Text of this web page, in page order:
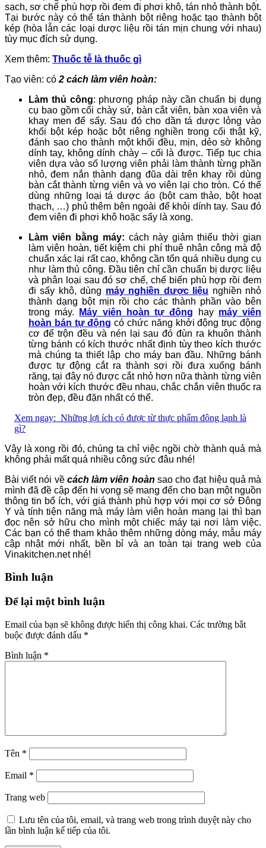
sạch, sơ chế phù hợp rồi đem đi phơi khô, tán nhỏ thành bột.
Tại bước này có thể tán thành bột riêng hoặc tạo thành bột
kép (hòa lẫn các loại dược liệu rồi tán mịn chung với nhau)
tùy mục đích sử dụng.
Xem thêm: Thuốc tễ là thuốc gì
Tạo viên: có 2 cách làm viên hoàn:
Làm thủ công: phương pháp này cần chuẩn bị dụng
cụ bao gồm cối chày sứ, bàn cắt viên, bàn xoa viên và
khay men để sấy. Sau đó cho dần tá dược lỏng vào
khối bột kép hoặc bột riêng nghiền trong cối thật kỹ,
đánh sao cho thành một khối đều, mịn, dẻo sờ không
dính tay, không dính chày – cối là được. Tiếp tục chia
viên dựa vào số lượng viên phải làm thành từng phần
nhỏ, đem nắn thành dạng đũa dài trên khay rồi dùng
bàn cắt thành từng viên và vo viên lại cho tròn. Có thể
dùng những loại tá dược áo (bột cam thảo, bột hoạt
thạch, …) phủ thêm bên ngoài để khỏi dính tay. Sau đó
đem viên đi phơi khô hoặc sấy là xong.
Làm viên bằng máy: cách này giảm thiểu thời gian
làm viên hoàn, tiết kiệm chi phí thuê nhân công mà độ
chuẩn xác lại rất cao, không cần tốn quá nhiều dụng cụ
như làm thủ công. Đầu tiên chỉ cần chuẩn bị dược liệu
và phân loại sau đó sơ chế, chế biến phù hợp rồi đem
đi sấy khô, dùng máy nghiền dược liệu nghiền nhỏ
thành dạng bột mịn rồi cho các thành phần vào bên
trong máy.
Máy viên hoàn tự động hay máy viên
hoàn bán tự động có chức năng khởi động trục động
cơ để trộn đều và nén lại sau đó đùn ra khuôn thành
từng bánh có kích thước nhất định tùy theo kích thước
mà chúng ta thiết lập cho máy ban đầu. Những bánh
được tự động cắt ra thành sợi rồi đưa xuống bánh
răng, tại đây nó được cắt nhỏ hơn nữa thành từng viên
hoàn với kích thước đều nhau, chắc chắn viên thuốc ra
tròn đẹp, đều đặn nhất có thể.
Xem ngay: Những lợi ích có được từ thực phẩm đông lạnh là
gì?
Vậy là xong rồi đó, chúng ta chỉ việc ngồi chờ thành quả mà
không phải mất quá nhiều công sức đâu nhé!
Bài viết nói về cách làm viên hoàn sao cho đạt hiệu quả mà
mình đã đề cập đến hi vọng sẽ mang đến cho bạn một nguồn
thông tin bổ ích, với giá thành phù hợp với mọi cơ sở Đông
Y và tính tiện năng mà máy làm viên hoàn mang lại thì bạn
đọc nên sở hữu cho mình một chiếc máy tại nơi làm việc.
Các bạn có thể tham khảo thêm những dòng máy, mẫu máy
cập nhật mới nhất, bền bỉ và an toàn tại trang web của
Vinakitchen.net nhé!
Bình luận
Để lại một bình luận
Email của bạn sẽ không được hiển thị công khai. Các trường bắt
buộc được đánh dấu *
Bình luận *
Tên *
Email *
Trang web
Lưu tên của tôi, email, và trang web trong trình duyệt này cho
lần bình luận kế tiếp của tôi.